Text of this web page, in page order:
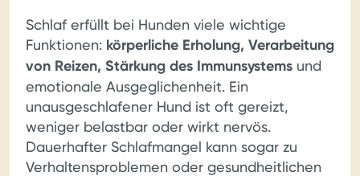
Schlaf erfüllt bei Hunden viele wichtige
Funktionen: körperliche Erholung, Verarbeitung
von Reizen, Stärkung des Immunsystems und
emotionale Ausgeglichenheit. Ein
unausgeschlafener Hund ist oft gereizt,
weniger belastbar oder wirkt nervös.
Dauerhafter Schlafmangel kann sogar zu
Verhaltensproblemen oder gesundheitlichen